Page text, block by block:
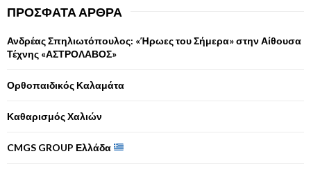
ΠΡΌΣΦΑΤΑ ΆΡΘΡΑ
Ανδρέας Σπηλιωτόπουλος: «Ήρωες του Σήμερα» στην Αίθουσα
Τέχνης «ΑΣΤΡΟΛΑΒΟΣ»
Ορθοπαιδικός Καλαμάτα
Καθαρισμός Χαλιών
CMGS GROUP Ελλάδα